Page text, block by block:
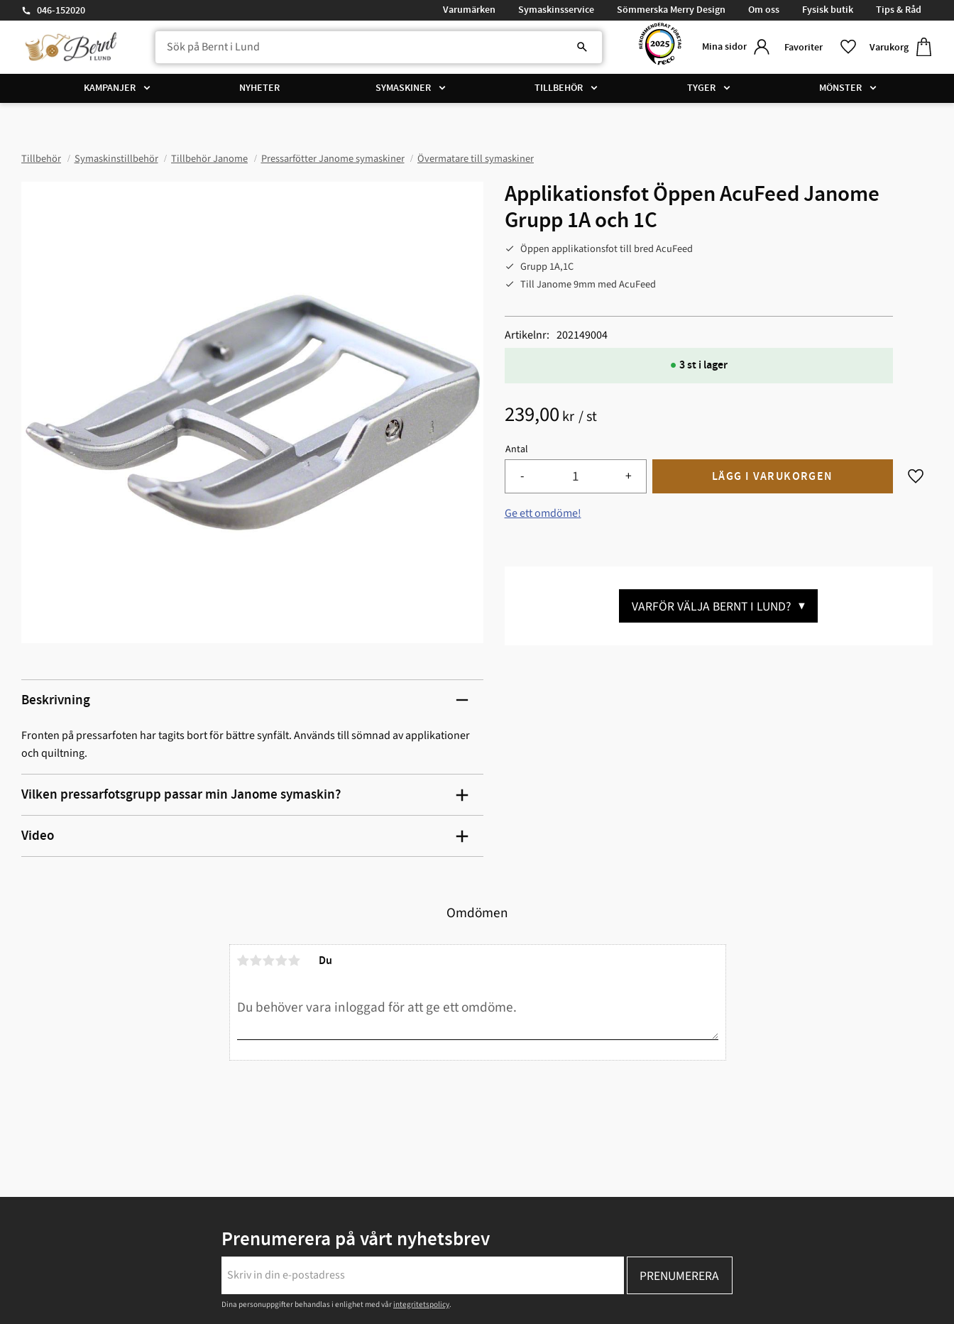
046-152020 Varumärken Symaskinsservice Sömmerska Merry Design Om oss Fysisk butik Tips & Råd
Mina sidor Favoriter Varukorg
Favoriter
KAMPANJER NYHETER SYMASKINER TILLBEHÖR TYGER MÖNSTER
Tillbehör Symaskinstillbehör Tillbehör Janome Pressarfötter Janome symaskiner Övermatare till symaskiner
Applikationsfot Öppen AcuFeed Janome
Grupp 1A och 1C
Öppen applikationsfot till bred AcuFeed
Grupp 1A,1C
Till Janome 9mm med AcuFeed
239,00 kr /st
Antal
+
- Lägg
3 st i lager
Artikelnr 202149004
Ge ett omdöme!
VARFÖR VÄLJA BERNT I LUND? ▼
Beskrivning
Fronten på pressarfoten har tagits bort för bättre synfält. Används till sömnad av applikationer
och quiltning.
Vilken pressarfotsgrupp passar min Janome symaskin?
Video
Omdömen
Du
Prenumerera på vårt nyhetsbrev
PRENUMERERA
Dina personuppgifter behandlas i enlighet med vår integritetspolicy.